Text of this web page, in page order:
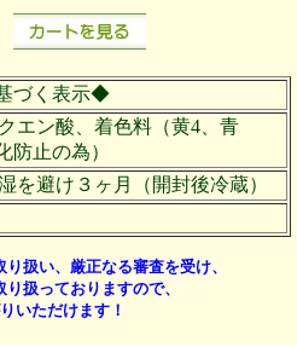
づく表示◆
エン酸、着色料（黄4、青
防止の為）
を避け３ヶ月（開封後冷蔵）
扱い、厳正なる審査を受け、
扱っておりますので、
いただけます！